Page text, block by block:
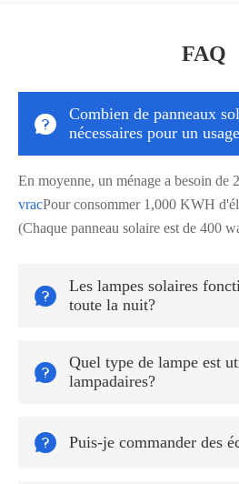
FAQ

Combien de panneaux
nécessaires pour un
En moyenne, un ménage a besoin de
vracPour consommer 1,000 KWH
(Chaque panneau solaire est de 400

Les lampes solaires
toute la nuit?

Quel type de lampe est
lampadaires?
 Puis-je commander des